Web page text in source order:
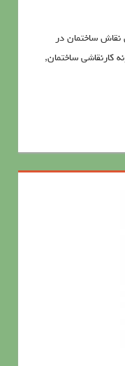
ساختمان در
کارنقاشی ساختمان,